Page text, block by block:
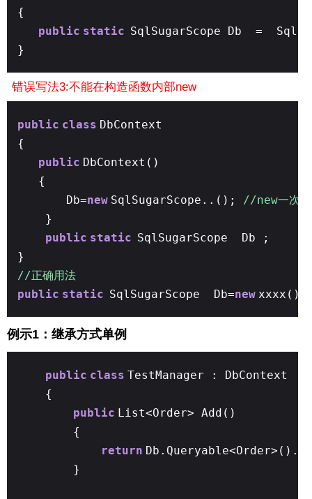
{
public static SqlSugarScope Db =
}
错误写法3:不能在构造函数内部new
public class DbContext
{
public DbContext()
{
Db=new SqlSugarScope..(); //new一次
}
public static SqlSugarScope Db ;
}
//正确用法
public static SqlSugarScope Db=new xxxx();
例示1：继承方式单例
public class TestManager : DbContext
{
public List<Order> Add()
{
return
}